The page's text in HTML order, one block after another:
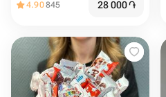
4.90845 28 000֏